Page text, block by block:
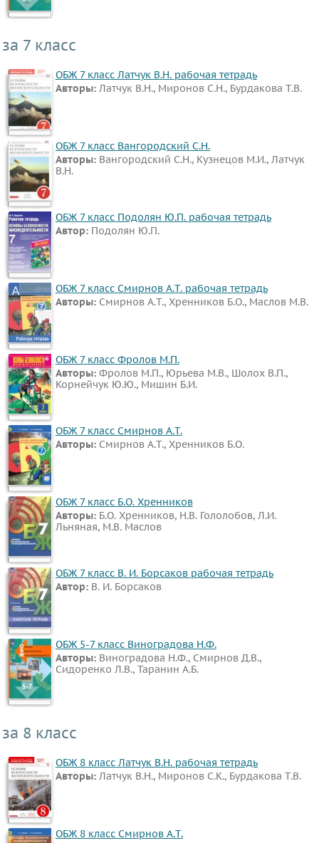
за 7 класс
ОБЖ 7 класс Латчук В.Н. рабочая тетрадь
Авторы: Латчук В.Н., Миронов С.Н., Бурдакова Т.В.
ОБЖ 7 класс Вангородский С.Н.
Авторы: Вангородский С.Н., Кузнецов М.И., Латчук
В.Н.
ОБЖ 7 класс Подолян Ю.П. рабочая тетрадь
Автор: Подолян Ю.П.
ОБЖ 7 класс Смирнов А.Т. рабочая тетрадь
Авторы: Смирнов А.Т., Хренников Б.О., Маслов М.В.
ОБЖ 7 класс Фролов М.П.
Авторы: Фролов М.П., Юрьева М.В., Шолох В.П.,
Корнейчук Ю.Ю., Мишин Б.И.
ОБЖ 7 класс Смирнов А.Т.
Авторы: Смирнов А.Т., Хренников Б.О.
ОБЖ 7 класс Б.О. Хренников
Авторы: Б.О. Хренников, Н.В. Гололобов, Л.И.
Льняная, М.В. Маслов
ОБЖ 7 класс В. И. Борсаков рабочая тетрадь
Автор: В. И. Борсаков
ОБЖ 5-7 класс Виноградова Н.Ф.
Авторы: Виноградова Н.Ф., Смирнов Д.В.,
Сидоренко Л.В., Таранин А.Б.
за 8 класс
ОБЖ 8 класс Латчук В.Н. рабочая тетрадь
Авторы: Латчук В.Н., Миронов С.К., Бурдакова Т.В.
ОБЖ 8 класс Смирнов А.Т.